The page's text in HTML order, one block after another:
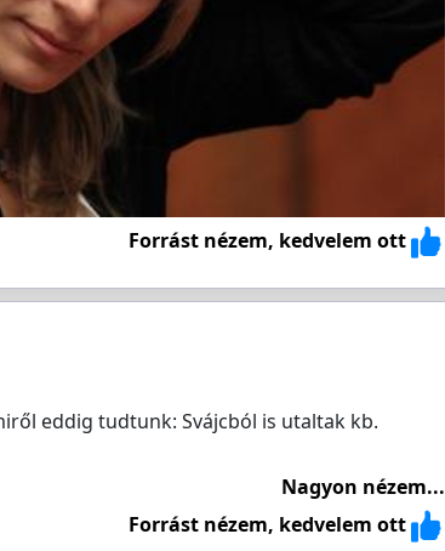
Forrást nézem, kedvelem ott
eddig tudtunk: Svájcból is utaltak kb.
Nagyon nézem...
Forrást nézem, kedvelem ott